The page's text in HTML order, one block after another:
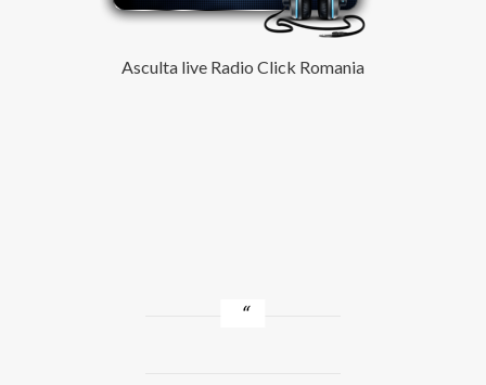
Asculta live Radio Click Romania